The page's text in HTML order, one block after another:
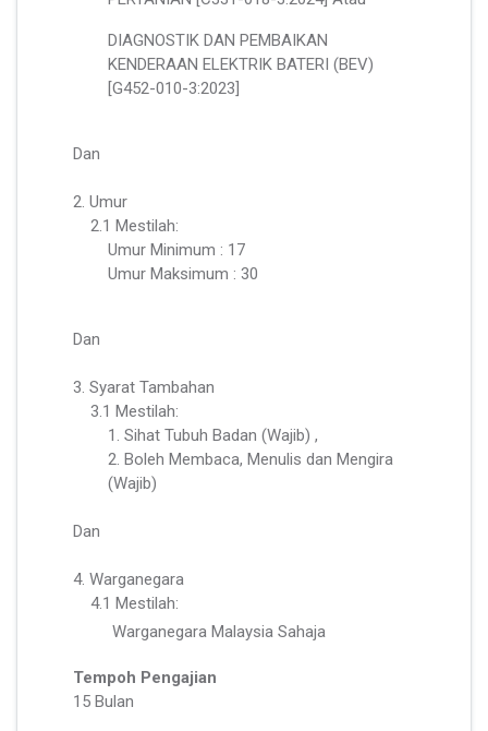
DIAGNOSTIK DAN PEMBAIKAN
KENDERAAN ELEKTRIK BATERI (BEV)
[G452-010-3:2023]
Dan
2. Umur
2.1 Mestilah:
Umur Minimum : 17
Umur Maksimum : 30
Dan
3. Syarat Tambahan
3.1 Mestilah:
1. Sihat Tubuh Badan (Wajib) ,
2. Boleh Membaca, Menulis dan Mengira
(Wajib)
Dan
4. Warganegara
4.1 Mestilah:
Warganegara Malaysia Sahaja
Tempoh Pengajian
15 Bulan